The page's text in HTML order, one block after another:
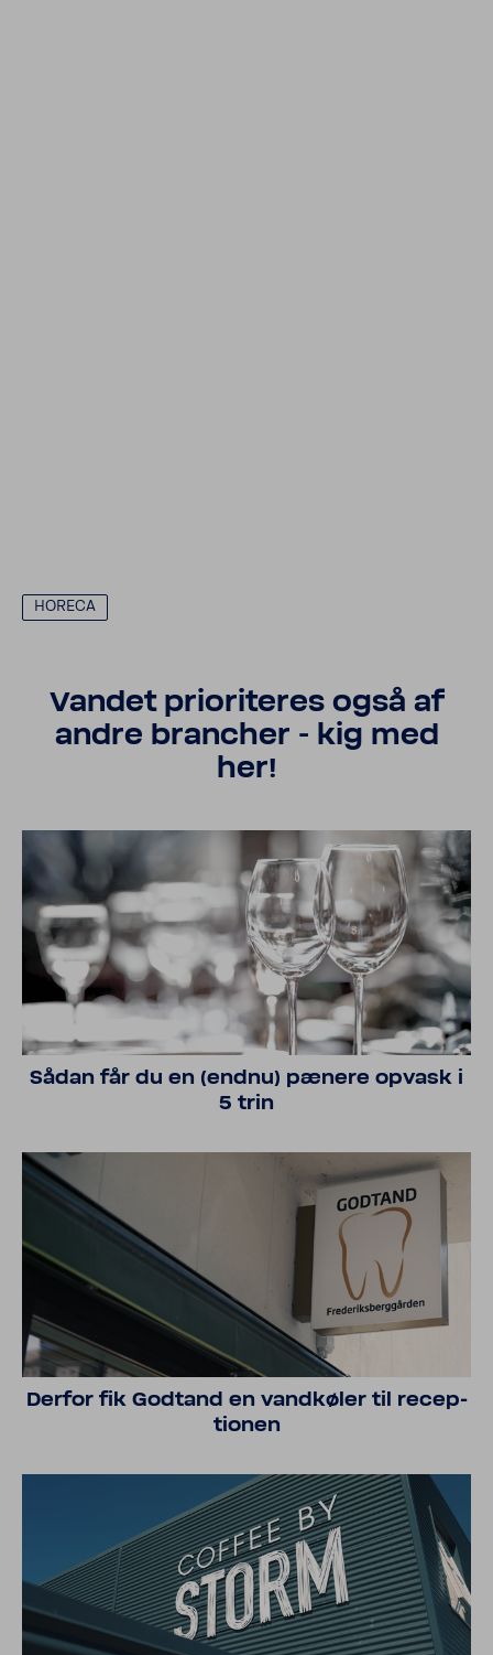
HORECA
Vandet prio­ri­teres også af
andre bran­cher - kig med
her!
Sådan får du en (endnu) pænere opvask i
5 trin
Derfor fik Godtand en vand­køler til recep­
tionen